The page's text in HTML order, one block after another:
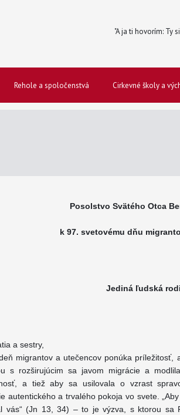
"A ja ti hovorím: Ty
Rehole a spoločenstvá Cirkevné školy a
Posolstvo Svätého Otca
k 97. svetovému dňu
Jediná ľudská
a sestry,
migrantov a utečencov ponúka príležitosť,
s rozširujúcim sa javom migrácie a
a tiež aby sa usilovala o vzrast
autentického a trvalého pokoja vo svete.
vás“ (Jn 13, 34) – to je výzva, s ktorou sa